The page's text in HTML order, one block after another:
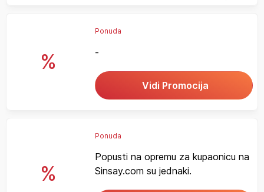
%
Ponuda
-
Vidi Promocija
%
Ponuda
Popusti na opremu za kupaonicu na
Sinsay.com su jednaki.